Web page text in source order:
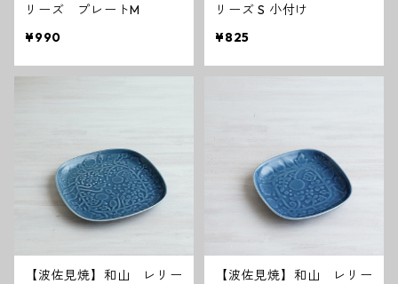
リーズ プレートM
¥990
リーズ S 小付け
¥825
【波佐見焼】和山 レリー
【波佐見焼】和山 レリー